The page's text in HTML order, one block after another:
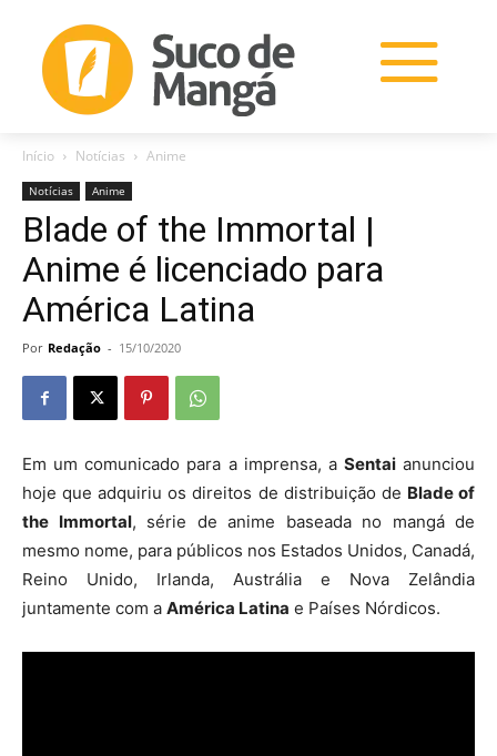
Início Notícias Anime
Notícias Anime
Blade of the Immortal |
Anime é licenciado para
América Latina
Por Redação - 15/10/2020
Em um comunicado para a imprensa, a Sentaianunciou
hoje que adquiriu os direitos de distribuição de Blade of
the Immortal, série de anime baseada no mangá de
mesmo nome, para públicos nos Estados Unidos, Canadá,
Reino Unido, Irlanda, Austrália e Nova Zelândia
juntamente com a América Latina e Países Nórdicos.